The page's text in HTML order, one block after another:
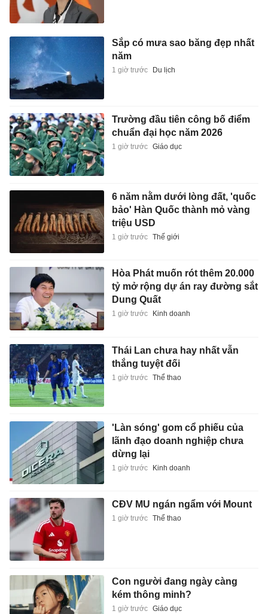
Sắp có mưa sao băng đẹp nhất
năm
1 giờ trước Du lịch
Trường đầu tiên công bố điểm
chuẩn đại học năm 2026
1 giờ trước Giáo dục
6 năm nằm dưới lòng đất, 'quốc
bảo' Hàn Quốc thành mỏ vàng
triệu USD
1 giờ trước Thế giới
Hòa Phát muốn rót thêm 20.000
tỷ mở rộng dự án ray đường sắt
Dung Quất
1 giờ trước Kinh doanh
Thái Lan chưa hay nhất vẫn
thắng tuyệt đối
1 giờ trước Thể thao
'Làn sóng' gom cổ phiếu của
lãnh đạo doanh nghiệp chưa
dừng lại
1 giờ trước Kinh doanh
CĐV MU ngán ngẩm với Mount
1 giờ trước Thể thao
Con người đang ngày càng
kém thông minh?
1 giờ trước Giáo dục